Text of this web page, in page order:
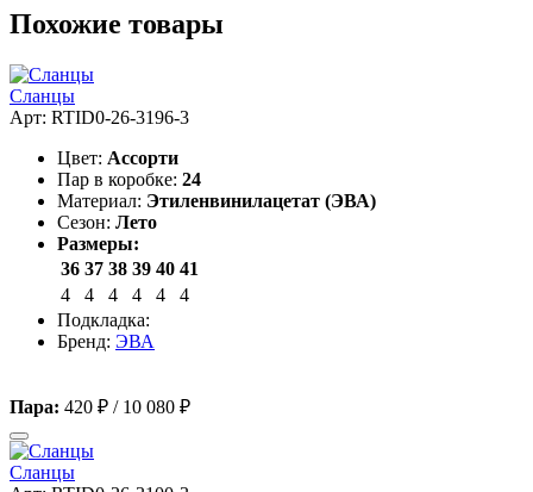
Похожие товары
Сланцы
Арт: RTID0-26-3196-3
Цвет: Ассорти
Пар в коробке: 24
Материал: Этиленвинилацетат (ЭВА)
Сезон: Лето
Размеры:
36 37 38 39 40 41
4
4 4 4 4
4
Подкладка:
Бренд: ЭВА
Пара: 420 ₽ / 10 080 ₽
Сланцы